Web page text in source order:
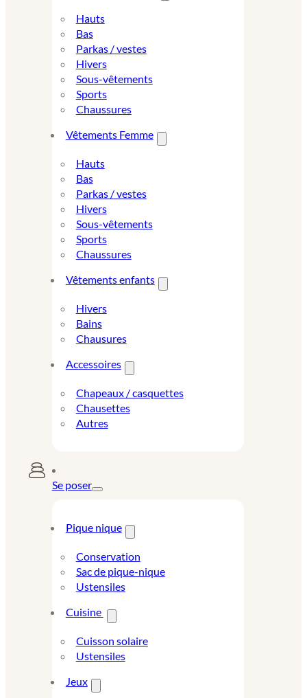
Hauts
Bas
Parkas / vestes
Hivers
Sous-vêtements
Sports
Chaussures
Vêtements Femme
Hauts
Bas
Parkas / vestes
Hivers
Sous-vêtements
Sports
Chaussures
Vêtements enfants
Hivers
Bains
Chausures
Accessoires
Chapeaux / casquettes
Chausettes
Autres
Se poser
Pique nique
Conservation
Sac de pique-nique
Ustensiles
Cuisine
Cuisson solaire
Ustensiles
Jeux